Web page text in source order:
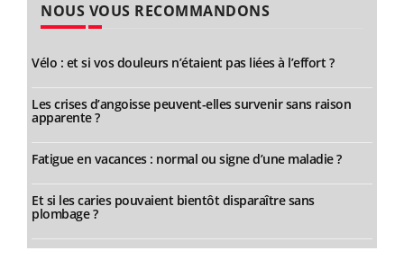
NOUS VOUS RECOMMANDONS
Vélo : et si vos douleurs n’étaient pas liées à l’effort ?
Les crises d’angoisse peuvent-elles survenir sans raison
apparente ?
Fatigue en vacances : normal ou signe d’une maladie ?
Et si les caries pouvaient bientôt disparaître sans
plombage ?